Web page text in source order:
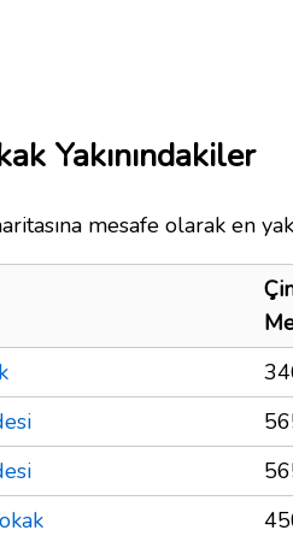
Yakınındakiler
mesafe olarak en